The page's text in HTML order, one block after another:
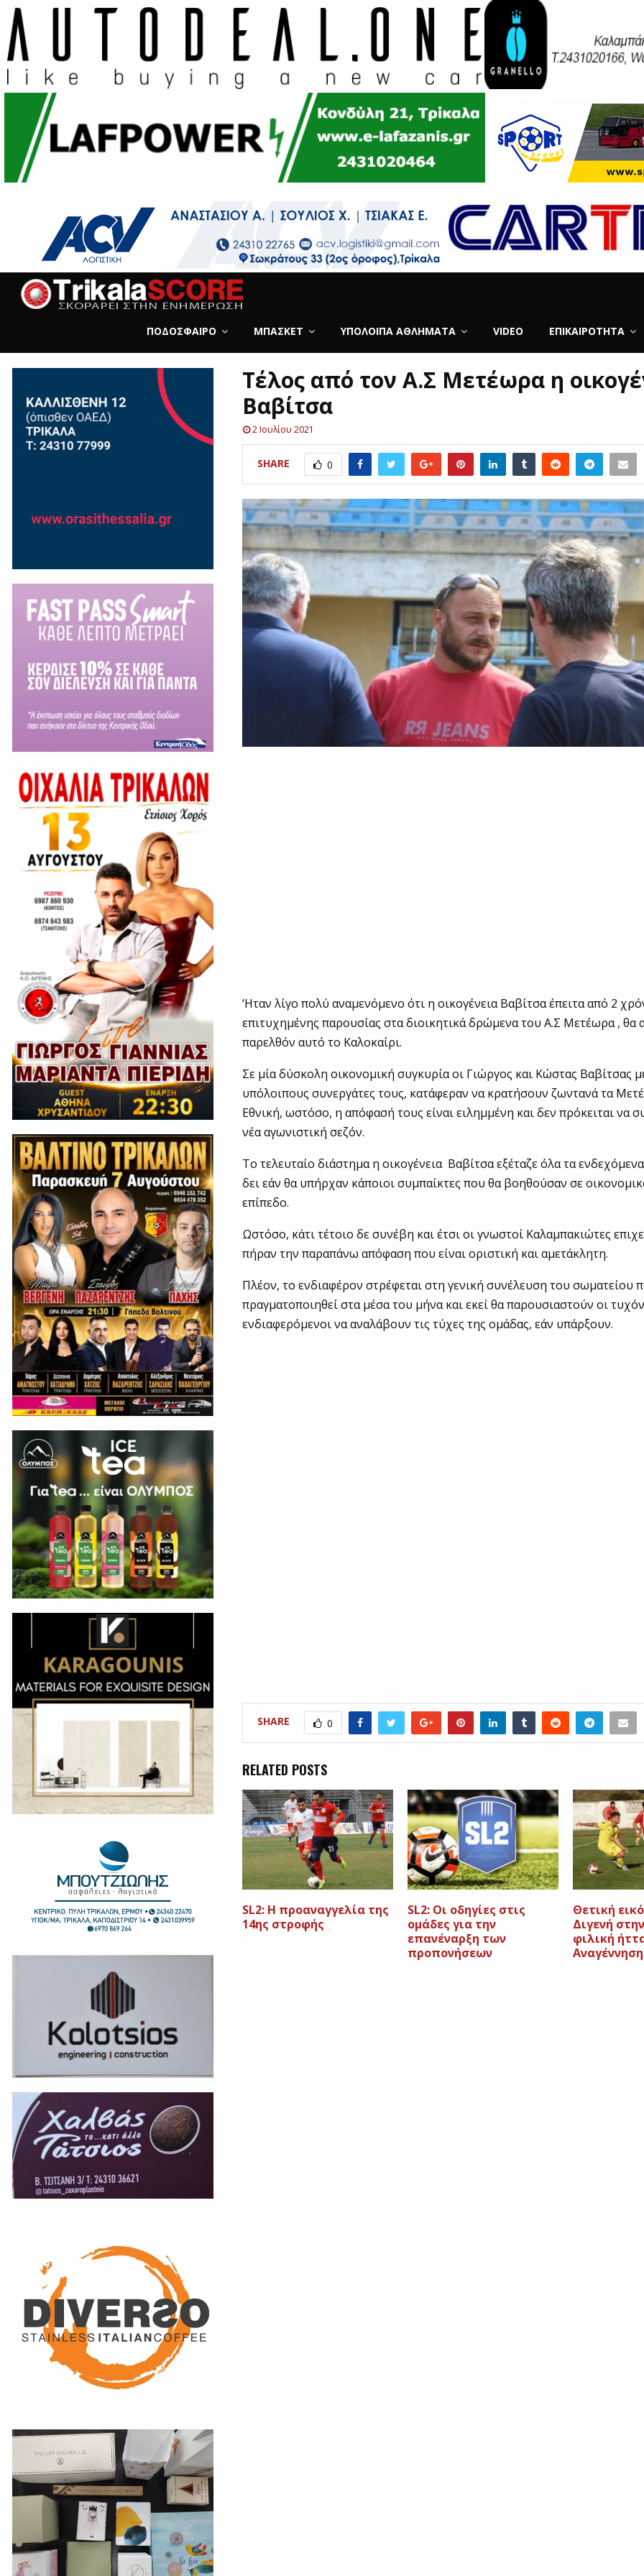
ΠΟΔΌΣΦΑΙΡΟ ΜΠΆΣΚΕΤ ΥΠΌΛΟΙΠΑ ΑΘΛΉΜΑΤΑ VIDEO ΕΠΙΚΑΙΡΌΤΗΤΑ
Τέλος από τον Α.Σ Μετέωρα η
Βαβίτσα
2 Ιουλίου 2021
SHARE 0
‘Ηταν λίγο πολύ αναμενόμενο ότι η οικογένεια Βαβίτσα έπειτα από 2
επιτυχημένης παρουσίας στα διοικητικά δρώμενα του Α.Σ Μετέωρα , θα
παρελθόν αυτό το Καλοκαίρι.
Σε μία δύσκολη οικονομική συγκυρία οι Γιώργος και Κώστας Βαβίτσας
υπόλοιπους συνεργάτες τους, κατάφεραν να κρατήσουν ζωντανά τα
Εθνική, ωστόσο, η απόφασή τους είναι ειλημμένη και δεν πρόκειται να
νέα αγωνιστική σεζόν.
Το τελευταίο διάστημα η οικογένεια Βαβίτσα εξέταζε όλα τα
δει εάν θα υπήρχαν κάποιοι συμπαίκτες που θα βοηθούσαν σε
επίπεδο.
Ωστόσο, κάτι τέτοιο δε συνέβη και έτσι οι γνωστοί Καλαμπακιώτες
πήραν την παραπάνω απόφαση που είναι οριστική και αμετάκλητη.
Πλέον, το ενδιαφέρον στρέφεται στη γενική συνέλευση του σωματείου
πραγματοποιηθεί στα μέσα του μήνα και εκεί θα παρουσιαστούν οι
ενδιαφερόμενοι να αναλάβουν τις τύχες της ομάδας, εάν υπάρξουν.
SHARE 0
RELATED POSTS
SL2: Η προαναγγελία της
14ης στροφής
SL2: Οι οδηγίες στις
ομάδες για την
επανέναρξη των
προπονήσεων
Θετική
Διγενή
φιλική